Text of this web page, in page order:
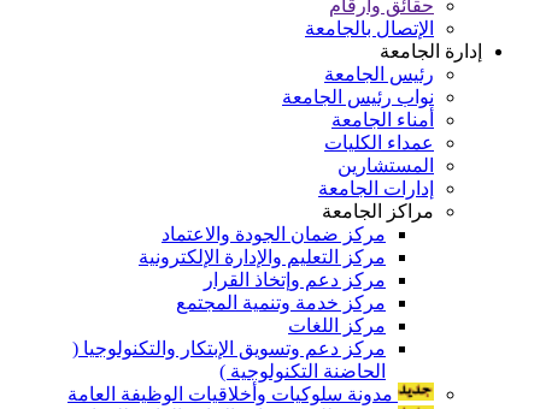
حقائق وأرقام
الإتصال بالجامعة
إدارة الجامعة
رئيس الجامعة
نواب رئيس الجامعة
أمناء الجامعة
عمداء الكليات
المستشارين
إدارات الجامعة
مراكز الجامعة
مركز ضمان الجودة والاعتماد
مركز التعليم والإدارة الإلكترونية
مركز دعم وإتخاذ القرار
مركز خدمة وتنمية المجتمع
مركز اللغات
مركز دعم وتسويق الإبتكار والتكنولوجيا (
الحاضنة التكنولوجية )
مدونة سلوكيات وأخلاقيات الوظيفة العامة